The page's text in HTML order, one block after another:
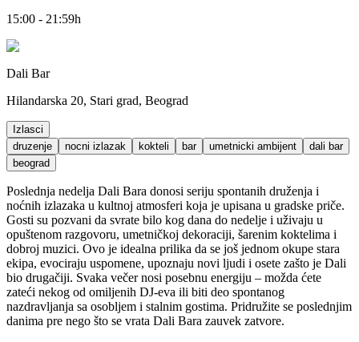
15:00 - 21:59h
Dali Bar
Hilandarska 20, Stari grad, Beograd
Izlasci
druzenje
nocni izlazak kokteli bar umetnicki ambijent
dali bar
beograd
Poslednja nedelja Dali Bara donosi seriju spontanih druženja i
noćnih izlazaka u kultnoj atmosferi koja je upisana u gradske priče.
Gosti su pozvani da svrate bilo kog dana do nedelje i uživaju u
opuštenom razgovoru, umetničkoj dekoraciji, šarenim koktelima i
dobroj muzici. Ovo je idealna prilika da se još jednom okupe stara
ekipa, evociraju uspomene, upoznaju novi ljudi i osete zašto je Dali
bio drugačiji. Svaka večer nosi posebnu energiju – možda ćete
zateći nekog od omiljenih DJ-eva ili biti deo spontanog
nazdravljanja sa osobljem i stalnim gostima. Pridružite se poslednjim
danima pre nego što se vrata Dali Bara zauvek zatvore.